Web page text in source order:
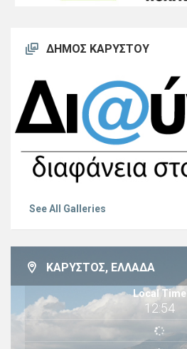
ΔΉΜΟΣ ΚΑΡΎΣΤΟΥ
See All Galleries
ΚΆΡΥΣΤΟΣ, ΕΛΛΆΔΑ
Local Time
12:54